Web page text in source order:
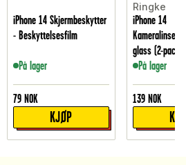
iPhone 14 Skjermbeskytter
- Beskyttelsesfilm
På lager
79 NOK
KJØP
Ringke
iPhone 14
glass (2-pack)
På lager
139 NOK